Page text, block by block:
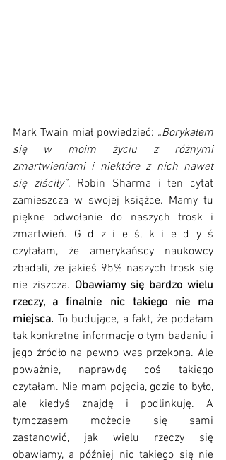
Mark Twain miał powiedzieć: „Borykałem
się w moim życiu z różnymi
zmartwieniami i niektóre z nich nawet
się ziściły”. Robin Sharma i ten cytat
zamieszcza w swojej książce. Mamy tu
piękne odwołanie do naszych trosk i
zmartwień. G d z i e ś, k i e d y ś
czytałam, że amerykańscy naukowcy
zbadali, że jakieś 95% naszych trosk się
nie ziszcza. Obawiamy się bardzo wielu
rzeczy, a finalnie nic takiego nie ma
miejsca. To budujące, a fakt, że podałam
tak konkretne informacje o tym badaniu i
jego źródło na pewno was przekona. Ale
poważnie, naprawdę coś takiego
czytałam. Nie mam pojęcia, gdzie to było,
ale kiedyś znajdę i podlinkuję. A
tymczasem możecie się sami
zastanowić, jak wielu rzeczy się
obawiamy, a później nic takiego się nie